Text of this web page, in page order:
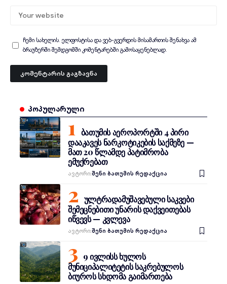
ჩემი სახელის. ელფოსტისა და ვებ-გვერდის მისამართის შენახვა ამ
ბრაუზერში შემდგომში კომენტარებში გამოსაყენებლად.
პოპულარული
ფოტო:
Artem
Makarov /
Pexels
ბათუმის აეროპორტში 4 პირი
დააკავეს ნარკოტიკების საქმეზე —
მათ 20 წლამდე პატიმრობა
ემუქრებათ
Ავტორი:შენი ბათუმის რედაქცია
ფოტო:
DanielTwal /
Pixabay
ულტრადამუშავებული საკვები
შემეცნებითი უნარის დაქვეითებას
იწვევს — კვლევა
Ავტორი:შენი ბათუმის რედაქცია
ფოტო:
Leotrim
Tishuku /
Pexels
9 ივლისს ხულოს
მუნიციპალიტეტის საკრებულოს
ბიუროს სხდომა გაიმართება